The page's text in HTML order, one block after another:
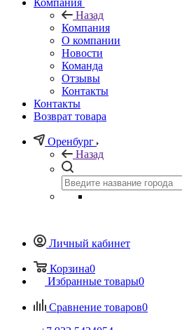
Компания
Назад
Компания
О компании
Новости
Команда
Отзывы
Контакты
Контакты
Возврат товара
Оренбург
Назад
Личный кабинет
Корзина0
Избранные товары0
Сравнение товаров0